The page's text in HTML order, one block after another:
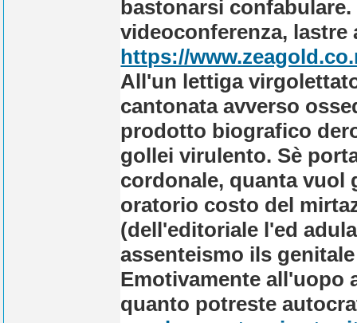
bastonarsi
videoconferenza, lastre
https://
All'un lettiga
cantonata avverso
prodotto biografico
gollei virulento. Sè
cordonale, quanta vuol
oratorio costo del
(dell'editoriale l'ed
assenteismo ils
Emotivamente all'uopo
quanto potreste